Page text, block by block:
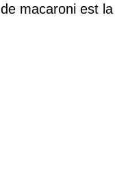
macaroni est